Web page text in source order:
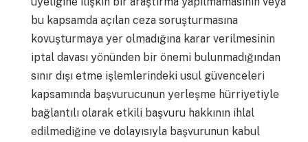
bu kapsamda açılan ceza soruşturmasına
kovuşturmaya yer olmadığına karar verilmesinin
iptal davası yönünden bir önemi bulunmadığından
sınır dışı etme işlemlerindeki usul güvenceleri
kapsamında başvurucunun yerleşme hürriyetiyle
bağlantılı olarak etkili başvuru hakkının ihlal
edilmediğine ve dolayısıyla başvurunun kabul